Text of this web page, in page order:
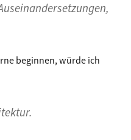
beginnen, würde ich